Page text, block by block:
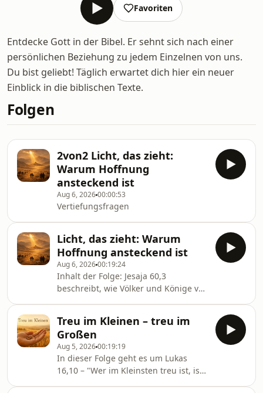
Favoriten
Entdecke Gott in der Bibel. Er sehnt sich nach einer
persönlichen Beziehung zu jedem Einzelnen von uns.
Du bist geliebt! Täglich erwartet dich hier ein neuer
Einblick in die biblischen Texte.
Folgen
2von2 Licht, das zieht:
Warum Hoffnung
ansteckend ist
Aug 6, 202600:00:53
Vertiefungsfragen
Licht, das zieht: Warum
Hoffnung ansteckend ist
Aug 6, 202600:19:24
Inhalt der Folge: Jesaja 60,3
beschreibt, wie Völker und Könige von
angezogen von echter Ausstrahlung.
Wir schauen uns den Vers in drei
Übersetzungen an, gehen der
hebräischen Grundidee des Wortes
„ziehen" nach, verbinden ihn mit dem
Buch Henoch und der Himmelfahrt
Treu im Kleinen – treu im
Großen
Aug 5, 202600:19:19
In dieser Folge geht es um Lukas
16,10 – "Wer im Kleinsten treu ist, ist